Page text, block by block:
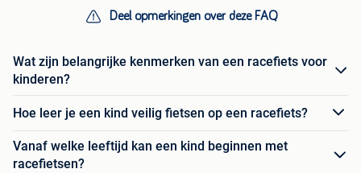
Deel opmerkingen over deze FAQ
Wat zijn belangrijke kenmerken van een racefiets voor
kinderen?
Hoe leer je een kind veilig fietsen op een racefiets?
Vanaf welke leeftijd kan een kind beginnen met
racefietsen?